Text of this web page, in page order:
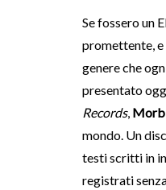
Se fossero un
promettente,
genere che
presentato
Records,
mondo. Un
testi scritti in
registrati